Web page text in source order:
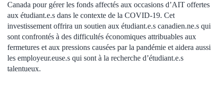
Canada pour gérer les fonds affectés aux occasions d’AIT offertes
aux étudiant.e.s dans le contexte de la COVID-19. Cet
investissement offrira un soutien aux étudiant.e.s canadien.ne.s qui
sont confrontés à des difficultés économiques attribuables aux
fermetures et aux pressions causées par la pandémie et aidera aussi
les employeur.euse.s qui sont à la recherche d’étudiant.e.s
talentueux.